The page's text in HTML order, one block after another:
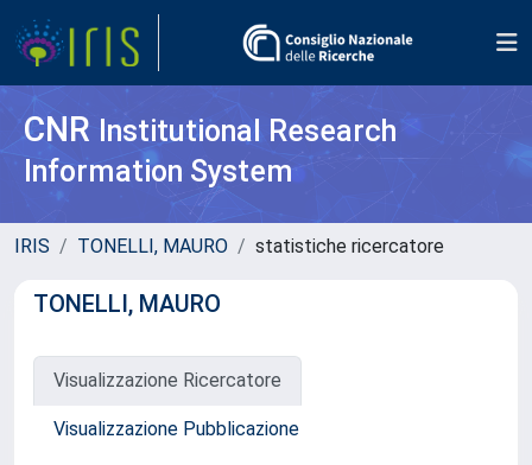
CNR Institutional Research
Information System
IRIS TONELLI, MAURO statistiche ricercatore
TONELLI, MAURO
Visualizzazione Ricercatore
Visualizzazione Pubblicazione